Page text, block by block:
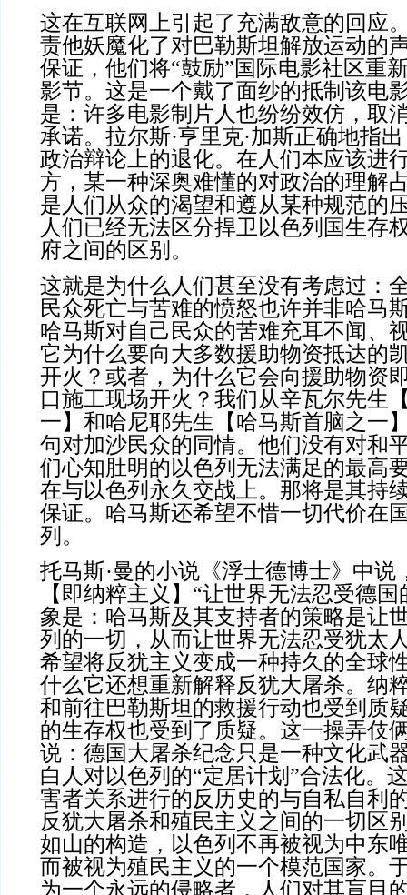
这在互联网上引起了充满敌意的回应
责他妖魔化了对巴勒斯坦解放运动的
保证，他们将“鼓励”国际电影社区重
影节。这是一个戴了面纱的抵制该电
是：许多电影制片人也纷纷效仿，取
承诺。拉尔斯·亨里克·加斯正确地指
政治辩论上的退化。在人们本应该进
方，某一种深奥难懂的对政治的理解
是人们从众的渴望和遵从某种规范的
人们已经无法区分捍卫以色列国生存
府之间的区别。
这就是为什么人们甚至没有考虑过：
民众死亡与苦难的愤怒也许并非哈马
哈马斯对自己民众的苦难充耳不闻、
它为什么要向大多数援助物资抵达的
开火？或者，为什么它会向援助物资
口施工现场开火？我们从辛瓦尔先生
一】和哈尼耶先生【哈马斯首脑之一
句对加沙民众的同情。他们没有对和
们心知肚明的以色列无法满足的最高
在与以色列永久交战上。那将是其持
保证。哈马斯还希望不惜一切代价在
列。
托马斯·曼的小说《浮士德博士》中说
【即纳粹主义】“让世界无法忍受德
象是：哈马斯及其支持者的策略是让
列的一切，从而让世界无法忍受犹太
希望将反犹主义变成一种持久的全球
什么它还想重新解释反犹大屠杀。纳
和前往巴勒斯坦的救援行动也受到质
的生存权也受到了质疑。这一操弄伎
说：德国大屠杀纪念只是一种文化武
白人对以色列的“定居计划”合法化。
害者关系进行的反历史的与自私自利
反犹大屠杀和殖民主义之间的一切区
如山的构造，以色列不再被视为中东
而被视为殖民主义的一个模范国家。
为一个永远的侵略者，人们对其盲目